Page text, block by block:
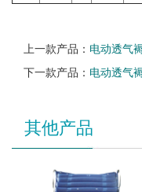
上一款产品： 电动透气
下一款产品： 电动透气
其他产品